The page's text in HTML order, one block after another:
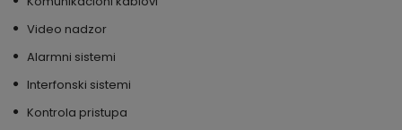
Video nadzor
Alarmni sistemi
Interfonski sistemi
Kontrola pristupa